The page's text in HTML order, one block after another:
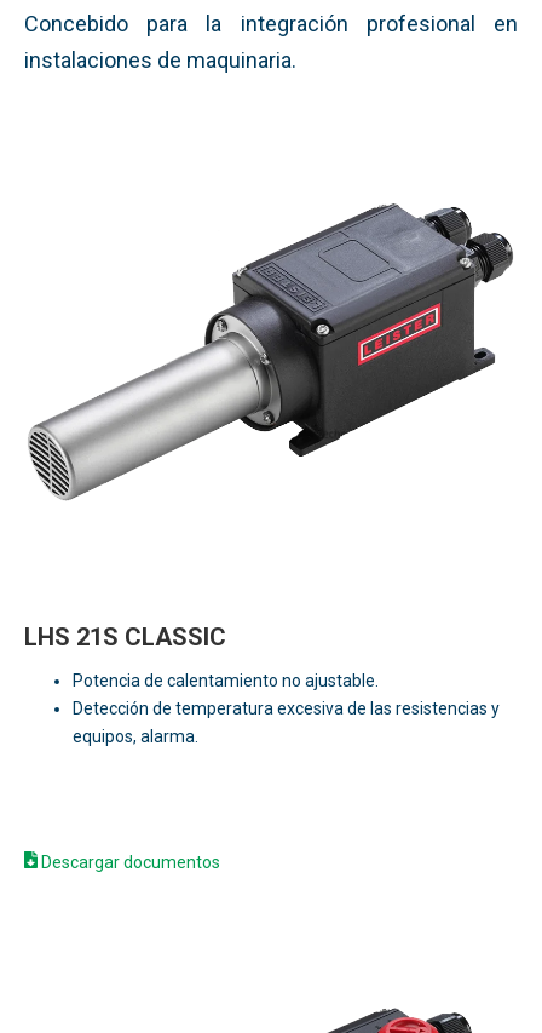
Concebido para la integración profesional en
instalaciones de maquinaria.
LHS 21S CLASSIC
Potencia de calentamiento no ajustable.
Detección de temperatura excesiva de las resistencias y
equipos, alarma.
Descargar documentos